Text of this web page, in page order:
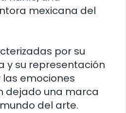
mexicana del
por su
y su representación
emociones
dejado una marca
del arte.